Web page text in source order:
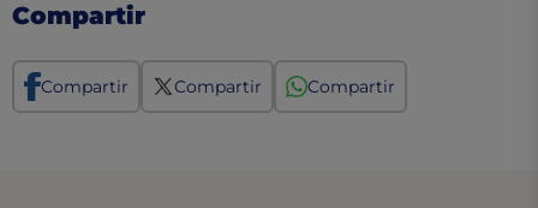
Compartir
Compartir Compartir Compartir